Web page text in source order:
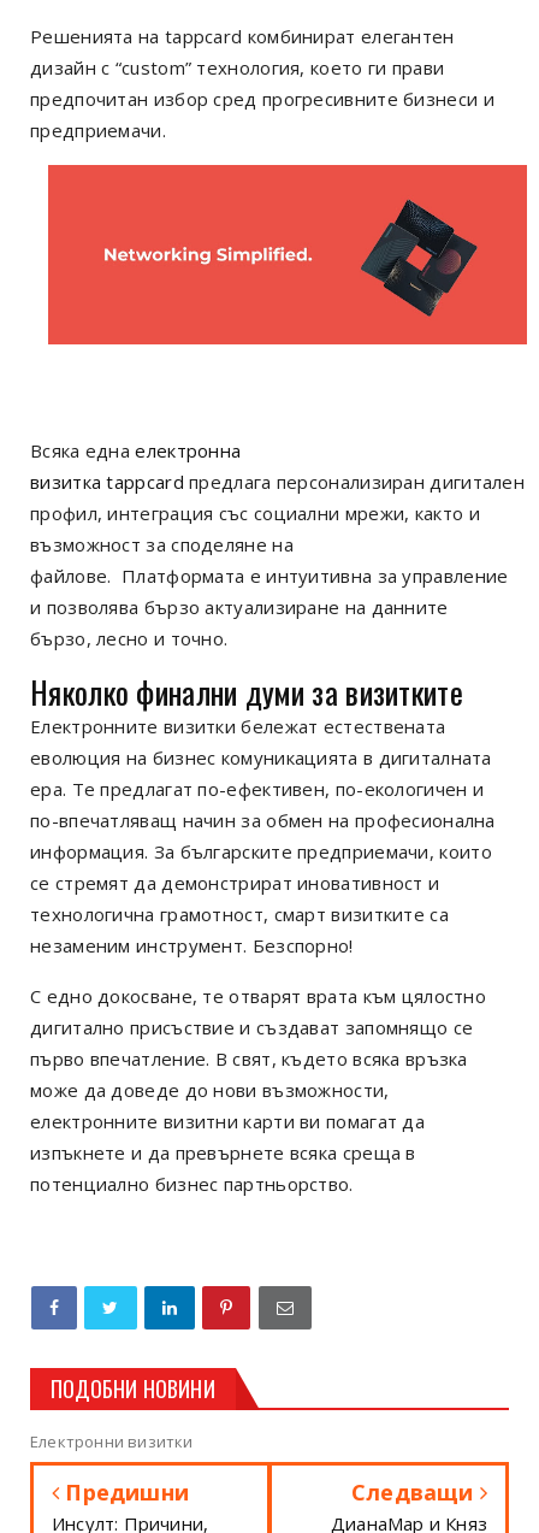
Решенията на tappcard комбинират елегантен
дизайн с “custom” технология, което ги прави
предпочитан избор сред прогресивните бизнеси и
предприемачи.
Всяка еднаелектронна
визиткаtappcard предлага персонализиран дигитален
профил, интеграция със социални мрежи, както и
възможност за споделяне на
файлове. Платформата е интуитивна за управление
и позволява бързо актуализиране на данните
бързо, лесно и точно.
Няколко финални думи за визитките
Електронните визитки бележат естествената
еволюция на бизнес комуникацията в дигиталната
ера. Те предлагат по-ефективен, по-екологичен и
по-впечатляващ начин за обмен на професионална
информация. За българскитепредприемачи, които
се стремят да демонстрират иновативност и
технологична грамотност, смарт визитките са
незаменим инструмент. Безспорно!
С едно докосване, те отварят врата към цялостно
дигитално присъствие и създават запомнящо се
първо впечатление. В свят, където всяка връзка
може да доведе до нови възможности,
електронните визитни карти ви помагат да
изпъкнете и да превърнете всяка среща в
потенциално бизнес партньорство.
ПОДОБНИ НОВИНИ
Електронни визитки
Предишни
Инсулт: Причини,
Следващи
ДианаМар и Княз